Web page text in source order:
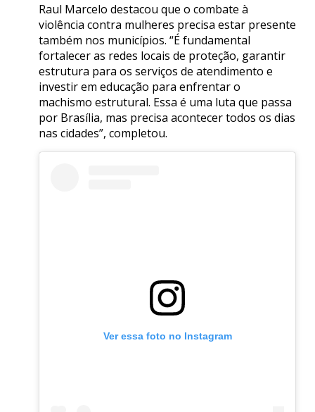
Raul Marcelo destacou que o combate à
violência contra mulheres precisa estar presente
também nos municípios. “É fundamental
fortalecer as redes locais de proteção, garantir
estrutura para os serviços de atendimento e
investir em educação para enfrentar o
machismo estrutural. Essa é uma luta que passa
por Brasília, mas precisa acontecer todos os dias
nas cidades”, completou.
Ver essa foto no Instagram